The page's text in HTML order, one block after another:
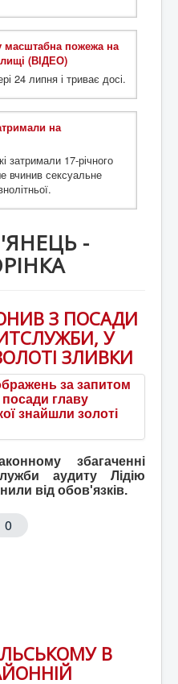
масштабна пожежа на
(ВІДЕО)
24 липня і триває досі.
на
затримали 17-річного
вчинив сексуальне
-
З ПОСАДИ
У
ЗЛИВКИ
збагаченні
аудиту Лідію
від обов'язків.
0
В